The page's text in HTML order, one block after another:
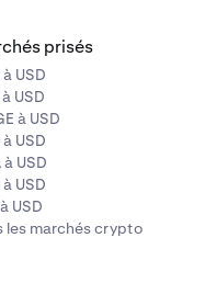
prisés
USD
USD
à USD
à USD
à USD
USD
USD
les marchés crypto